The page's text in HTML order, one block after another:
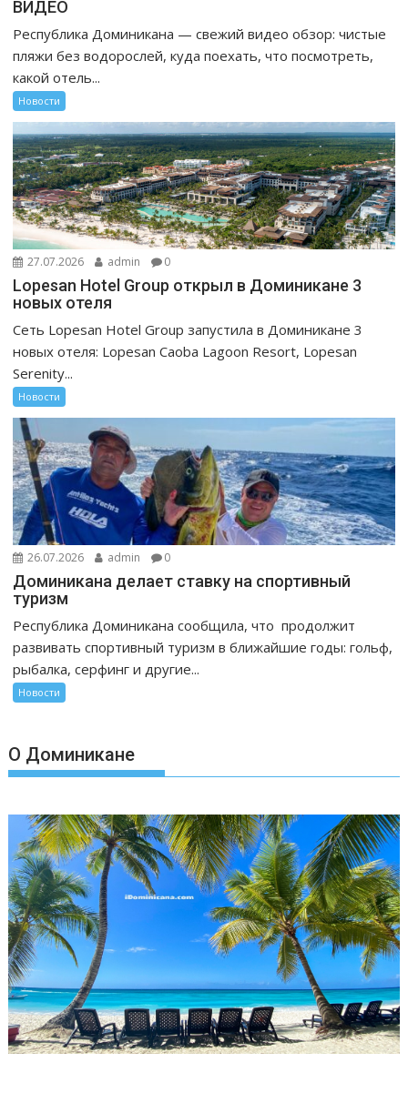
ВИДЕО
Республика Доминикана — свежий видео обзор: чистые
пляжи без водорослей, куда поехать, что посмотреть,
какой отель...
Новости
27.07.2026 admin 0
Lopesan Hotel Group открыл в Доминикане 3
новых отеля
Сеть Lopesan Hotel Group запустила в Доминикане 3
новых отеля: Lopesan Caoba Lagoon Resort, Lopesan
Serenity...
Новости
26.07.2026 admin 0
Доминикана делает ставку на спортивный
туризм
Республика Доминикана сообщила, что продолжит
развивать спортивный туризм в ближайшие годы: гольф,
рыбалка, серфинг и другие...
Новости
О Доминикане